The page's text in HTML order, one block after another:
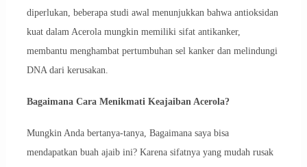
diperlukan, beberapa studi awal menunjukkan bahwa antioksidan
kuat dalam Acerola mungkin memiliki sifat antikanker,
membantu menghambat pertumbuhan sel kanker dan melindungi
DNA dari kerusakan.
Bagaimana Cara Menikmati Keajaiban Acerola?
Mungkin Anda bertanya-tanya, Bagaimana saya bisa
mendapatkan buah ajaib ini? Karena sifatnya yang mudah rusak